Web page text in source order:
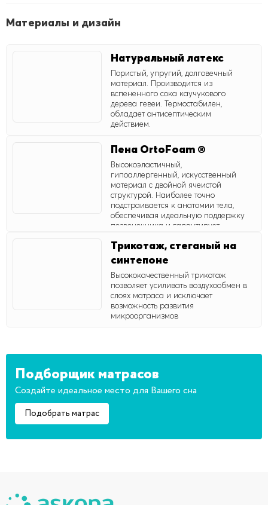
Материалы и дизайн
Натуральный латекс
Пористый, упругий, долговечный
материал. Производится из
вспененного сока каучукового
дерева гевеи. Термостабилен,
обладает антисептическим
действием.
Пена OrtoFoam ®
Высокоэластичный,
гипоаллергенный, искусственный
материал с двойной ячеистой
структурой. Наиболее точно
подстраивается к анатомии тела,
обеспечивая идеальную поддержку
позвоночника и гарантирует
сна.
Трикотаж, стеганый на
синтепоне
Высококачественный трикотаж
позволяет усиливать воздухообмен в
слоях матраса и исключает
возможность развития
микроорганизмов
Подборщик матрасов
Создайте идеальное место для Вашего сна
Подобрать матрас